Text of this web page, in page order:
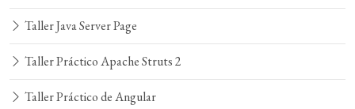
Taller Java Server Page
Taller Práctico Apache Struts 2
Taller Práctico de Angular